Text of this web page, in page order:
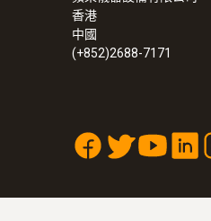
香港
中國
(+852)2688-7171